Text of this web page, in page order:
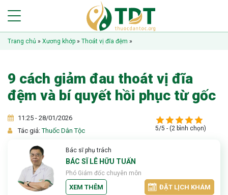
Trang chủ » Xương khớp » Thoát vị đĩa đệm »
9 cách giảm đau thoát vị đĩa
đệm và bí quyết hồi phục từ gốc
11:25 - 28/01/2026
Tác giả:Thuốc Dân Tộc 5/5 - (2 bình chọn)
Bác sĩ phụ trách
BÁC SĨ LÊ HỮU TUẤN
Phó Giám đốc chuyên môn
XEM THÊM ĐẶT LỊCH KHÁM